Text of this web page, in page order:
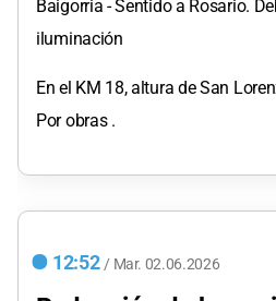
Baigorria - Sentido a Rosario.
iluminación
En el KM 18, altura de San
Por obras .
12:52 / Mar. 02.06.2026